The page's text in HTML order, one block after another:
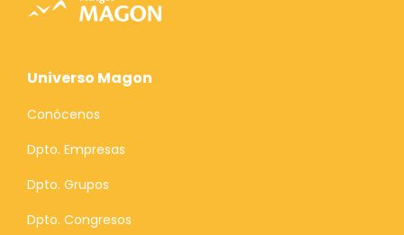
Universo Magon
Conócenos
Dpto. Empresas
Dpto. Grupos
Dpto. Congresos